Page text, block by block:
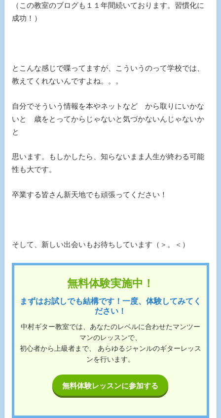
（この教室のブログも１１年間続いております。習慣化に
成功！）
とこんな感じで喋ってますが、こういうのって学校では、
教えてくれないんですよね。。。
自分でそういう情報を本やネットなど から取りにいかな
いと 歳をとってからじゃないと気づかないんじゃないか
と
思います。もしかしたら、知らないまま人生が終わる可能
性も大です。
卒業する皆さん新天地でも頑張ってください！
そして、新しい出会いもお待ちしています（＞。＜）
無料体験実施中！
まずはお試しでも結構です！一度、体験してみてく
ださい！
中村ギター教室では、あなたのレベルに合わせたマンツー
マンのレッスンで、
初心者から上級者まで、 あらゆるジャンルのギターレッス
ンを行います。
無料体験レッスンに参加する